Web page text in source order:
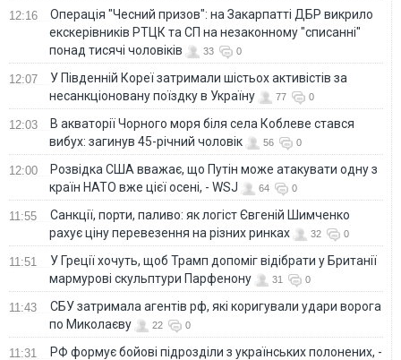
12:16
Операція "Чесний призов": на Закарпатті ДБР викрило
екскерівників РТЦК та СП на незаконному "списанні"
понад тисячі чоловіків
33 0
12:07
У Південній Кореї затримали шістьох активістів за
несанкціоновану поїздку в Україну
77 0
12:03
В акваторії Чорного моря біля села Коблеве стався
вибух: загинув 45-річний чоловік
56 0
12:00
Розвідка США вважає, що Путін може атакувати одну з
країн НАТО вже цієї осені, - WSJ
64 0
11:55
Санкції, порти, паливо: як логіст Євгеній Шимченко
рахує ціну перевезення на різних ринках
32 0
11:51
У Греції хочуть, щоб Трамп допоміг відібрати у Британії
мармурові скульптури Парфенону
31 0
11:43
СБУ затримала агентів рф, які коригували удари ворога
по Миколаєву
22 0
11:31 РФ формує бойові підрозділи з українських полонених, -